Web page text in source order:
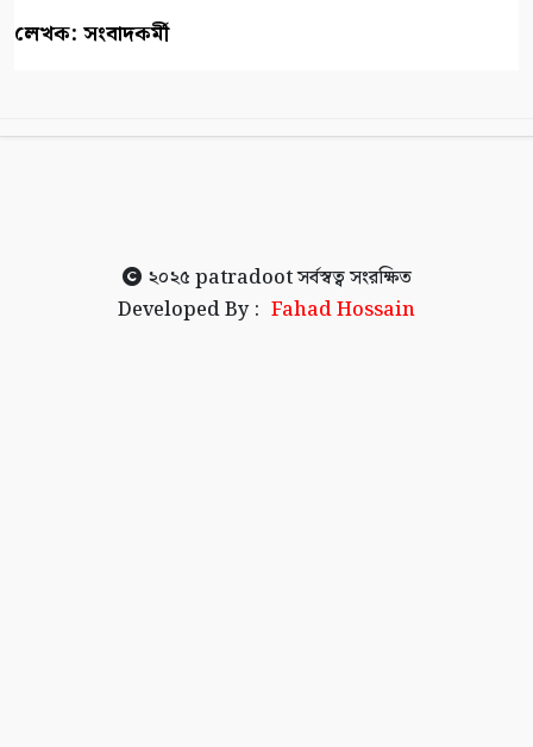
লেখক: সংবাদকর্মী
২০২৫ patradootসর্বস্বত্ব সংরক্ষিত
Developed By : Fahad Hossain